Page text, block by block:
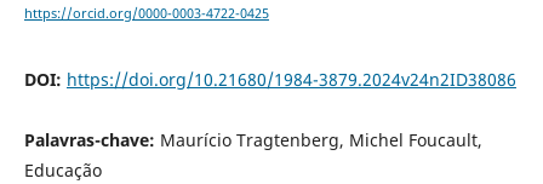
https://orcid.org/0000-0003-4722-0425
DOI: https://doi.org/10.21680/1984-3879.2024v24n2ID38086
Palavras-chave: Maurício Tragtenberg, Michel Foucault,
Educação